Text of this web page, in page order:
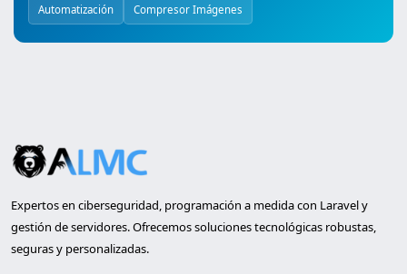
Automatización Compresor Imágenes
Expertos en ciberseguridad, programación a medida con Laravel y
gestión de servidores. Ofrecemos soluciones tecnológicas robustas,
seguras y personalizadas.